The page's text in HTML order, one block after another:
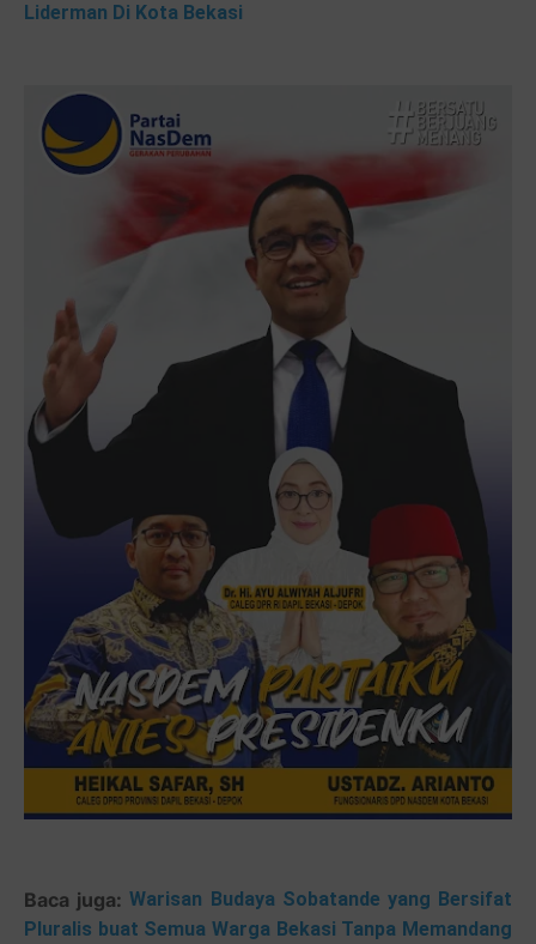
Liderman Di Kota Bekasi
Baca juga:Warisan Budaya Sobatande yang Bersifat
Pluralis buat Semua Warga Bekasi Tanpa Memandang